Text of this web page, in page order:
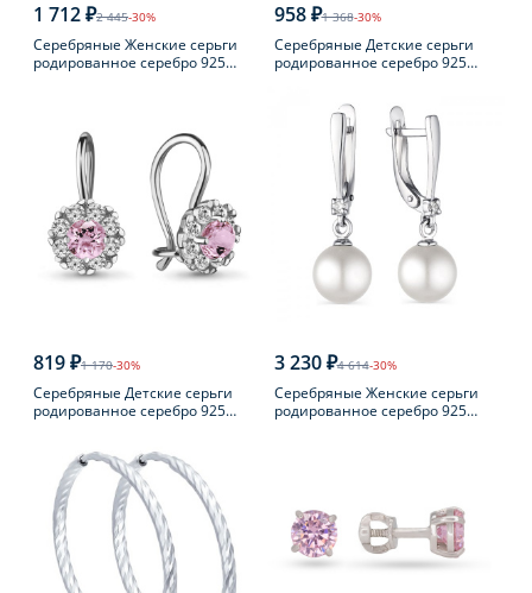
1 712 ₽2 445-30%
Серебряные Женские серьги
родированное серебро 925
958 ₽1 368-30%
Серебряные Детские серьги
родированное серебро 925
819 ₽1 170-30%
Серебряные Детские серьги
родированное серебро 925
3 230 ₽4 614-30%
Серебряные Женские серьги
родированное серебро 925